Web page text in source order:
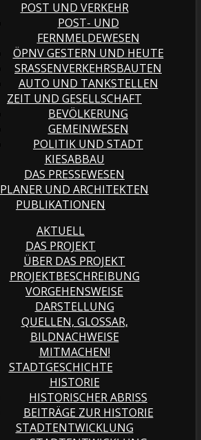
POST UND VERKEHR
POST- UND
FERNMELDEWESEN
ÖPNV GESTERN UND HEUTE
SRASSENVERKEHRSBAUTEN
AUTO UND TANKSTELLEN
ZEIT UND GESELLSCHAFT
BEVÖLKERUNG
GEMEINWESEN
POLITIK UND STADT
KIESABBAU
DAS PRESSEWESEN
PLANER UND ARCHITEKTEN
PUBLIKATIONEN
AKTUELL
DAS PROJEKT
ÜBER DAS PROJEKT
PROJEKTBESCHREIBUNG
VORGEHENSWEISE
DARSTELLUNG
QUELLEN, GLOSSAR,
BILDNACHWEISE
MITMACHEN!
STADTGESCHICHTE
HISTORIE
HISTORISCHER ABRISS
BEITRÄGE ZUR HISTORIE
STADTENTWICKLUNG